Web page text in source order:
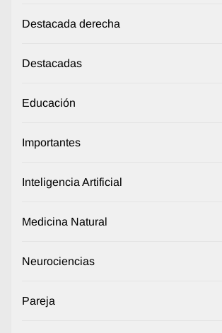
Destacada derecha
Destacadas
Educación
Importantes
Inteligencia Artificial
Medicina Natural
Neurociencias
Pareja